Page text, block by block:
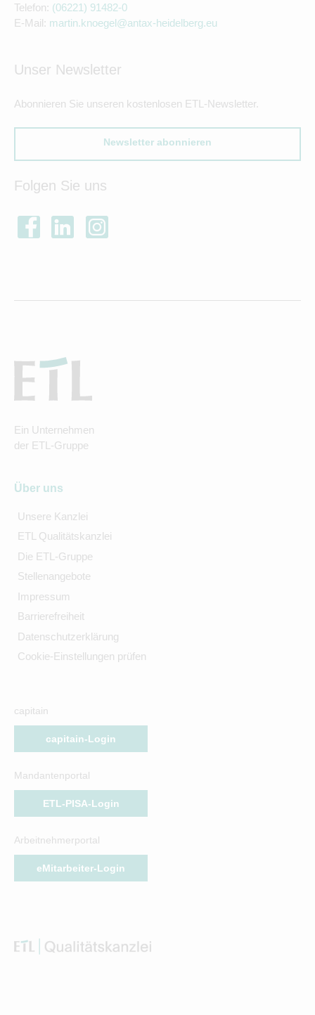
Telefon: (06221) 91482-0
E-Mail: martin.knoegel@antax-heidelberg.eu
Unser Newsletter
Abonnieren Sie unseren kostenlosen ETL-Newsletter.
Newsletter abonnieren
Folgen Sie uns
Ein Unternehmen
der ETL-Gruppe
Über uns
Unsere Kanzlei
ETL Qualitätskanzlei
Die ETL-Gruppe
Stellenangebote
Impressum
Barrierefreiheit
Datenschutzerklärung
Cookie-Einstellungen prüfen
capitain
capitain-Login
Mandantenportal
ETL-PISA-Login
Arbeitnehmerportal
eMitarbeiter-Login